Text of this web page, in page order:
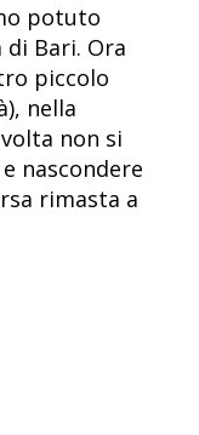
potuto
Bari. Ora
piccolo
nella
non si
nascondere
rimasta a